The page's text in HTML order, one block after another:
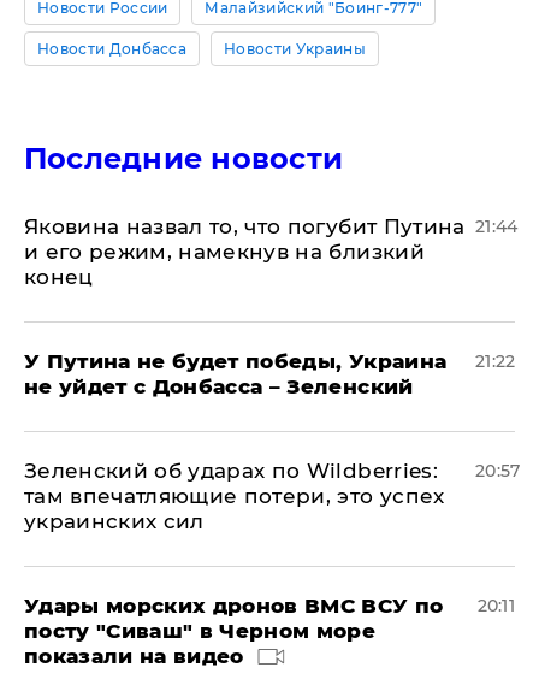
Новости России Малайзийский "Боинг-777"
Новости Донбасса Новости Украины
Последние новости
Яковина назвал то, что погубит Путина
и его режим, намекнув на близкий
конец
21:44
У Путина не будет победы, Украина
не уйдет с Донбасса – Зеленский
21:22
Зеленский об ударах по Wildberries:
там впечатляющие потери, это успех
украинских сил
20:57
Удары морских дронов ВМС ВСУ по
посту "Сиваш" в Черном море
показали на видео
20:11